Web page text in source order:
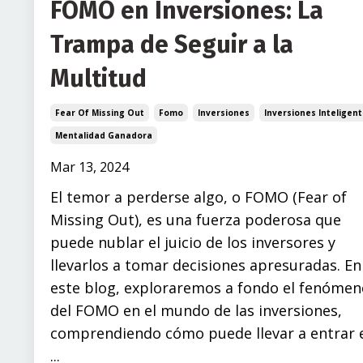
FOMO en Inversiones: La
Trampa de Seguir a la
Multitud
Fear Of Missing Out Fomo Inversiones
Inversiones
Mentalidad Ganadora
Mar 13, 2024
El temor a perderse algo, o FOMO (Fear of
Missing Out), es una fuerza poderosa que
puede nublar el juicio de los inversores y
llevarlos a tomar decisiones apresuradas. En
este blog, exploraremos a fondo el
del FOMO en el mundo de las inversiones,
comprendiendo cómo puede llevar a entrar
...